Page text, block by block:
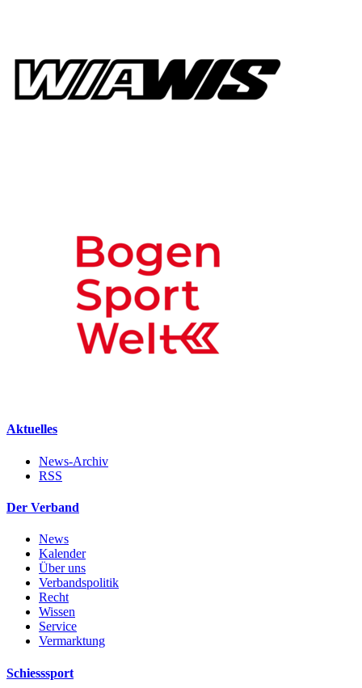
Aktuelles
News-Archiv
RSS
Der Verband
News
Kalender
Über uns
Verbandspolitik
Recht
Wissen
Service
Vermarktung
Schiesssport